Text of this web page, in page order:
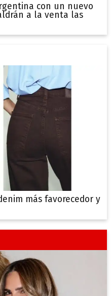
con un nuevo
a la venta las
más favorecedor y